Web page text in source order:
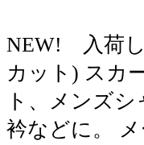
NEW! 入荷し
カット) スカ
ト、メンズシ
衿などに。